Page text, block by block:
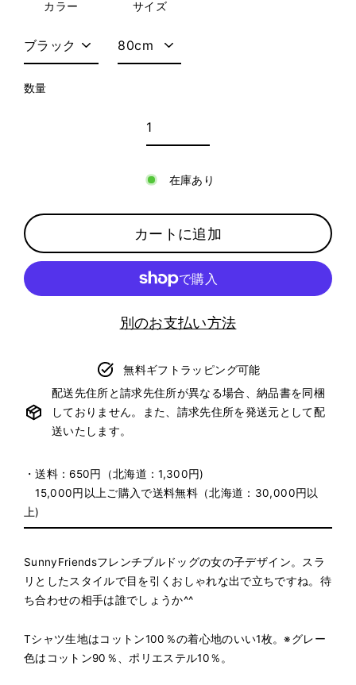
カラー サイズ
数量
在庫あり
カートに追加
別のお支払い方法
無料ギフトラッピング可能
配送先住所と請求先住所が異なる場合、納品書を同梱
しておりません。また、請求先住所を発送元として配
送いたします。
・送料：650円（北海道：1,300円)
15,000円以上ご購入で送料無料（北海道：30,000円以
上)
SunnyFriendsフレンチブルドッグの女の子デザイン。スラ
リとしたスタイルで目を引くおしゃれな出で立ちですね。待
ち合わせの相手は誰でしょうか^^
Tシャツ生地はコットン100％の着心地のいい1枚。※グレー
色はコットン90％、ポリエステル10％。